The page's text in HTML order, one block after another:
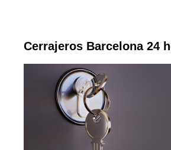
Cerrajeros Barcelona 24